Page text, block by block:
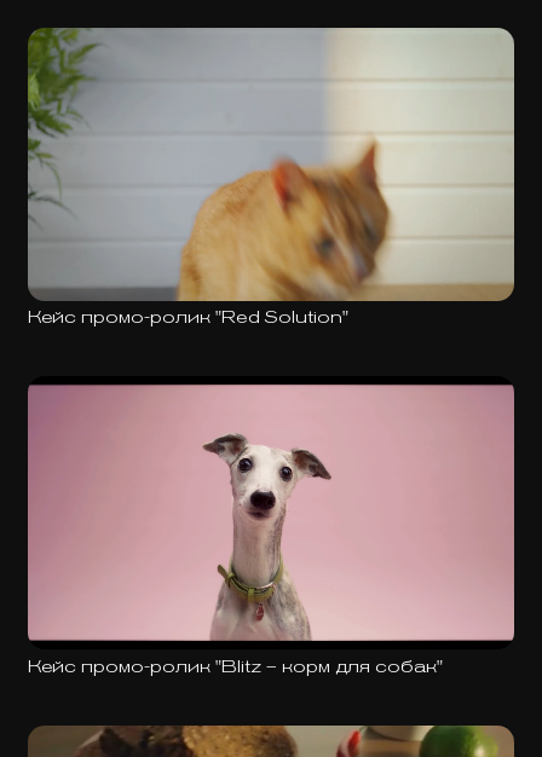
Кейс промо-ролик "Red Solution"
Кейс промо-ролик "Blitz – корм для собак"